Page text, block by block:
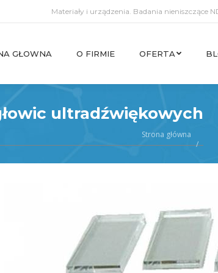
Materiały i urządzenia. Badania nieniszczące
GŁOWNA O FIRMIE OFERTA
ultradźwiękowych
Strona główna